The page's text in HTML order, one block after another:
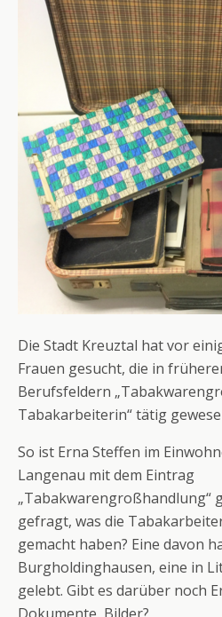
Die Stadt Kreuztal hat vor
Frauen gesucht, die in
Berufsfeldern
Tabakarbeiterin“ tätig
So ist Erna Steffen im
Langenau mit dem Eintrag
„Tabakwarengroßhandlung“
gefragt, was die
gemacht haben? Eine davon
Burgholdinghausen, eine in
gelebt. Gibt es darüber noch